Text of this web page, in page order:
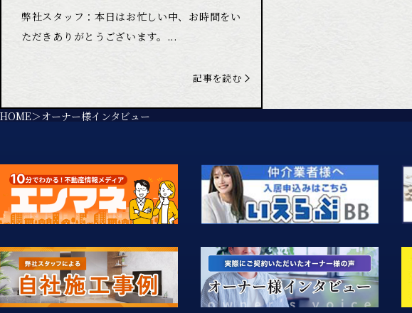
弊社スタッフ：本日はお忙しい中、お時間をい
ただきありがとうございます。...
記事を読む
HOME オーナー様インタビュー